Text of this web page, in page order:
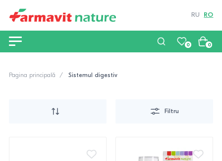
RU RO
0 0
Pagina principală Sistemul digestiv
Filtru